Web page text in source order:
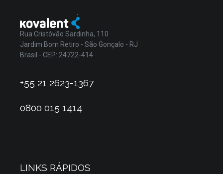
Rua Cristóvão Sardinha, 110
Jardim Bom Retiro - São Gonçalo - RJ
Brasil - CEP: 24722-414
+55 21 2623-1367
0800 015 1414
LINKS RÁPIDOS